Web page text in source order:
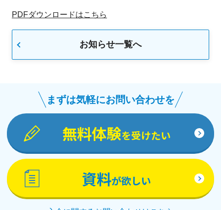
PDFダウンロードはこちら
お知らせ一覧へ
まずは気軽にお問い合わせを
無料体験を受けたい
資料が欲しい